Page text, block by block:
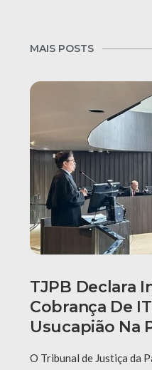
MAIS POSTS
TJPB Declara
Cobrança De
Usucapião Na
O Tribunal de Justiça da